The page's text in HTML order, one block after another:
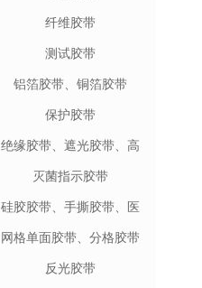
纤维胶带
测试胶带
铝箔胶带、铜箔胶带
保护胶带
绝缘胶带、遮光胶带、高
温胶带
灭菌指示胶带
硅胶胶带、手撕胶带、医
用纸胶带
网格单面胶带、分格胶带
反光胶带